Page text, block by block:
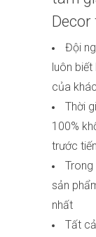
Decor
Đội
luôn
của
Thời
100%
trước
sản
nhất
Tất